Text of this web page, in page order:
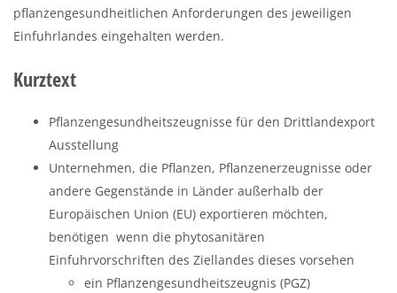
pflanzengesundheitlichen Anforderungen des jeweiligen
Einfuhrlandes eingehalten werden.
Kurztext
Pflanzengesundheitszeugnisse für den Drittlandexport
Ausstellung
Unternehmen, die Pflanzen, Pflanzenerzeugnisse oder
andere Gegenstände in Länder außerhalb der
Europäischen Union (EU) exportieren möchten,
benötigen wenn die phytosanitären
Einfuhrvorschriften des Ziellandes dieses vorsehen
ein Pflanzengesundheitszeugnis (PGZ)